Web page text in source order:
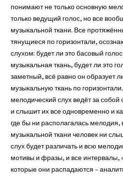
понимают не только основную
только ведущий голос, но все
музыкальной ткани. Все
тянущиеся по горизонтали,
слухом: будет ли это басовый
музыкальная ткань, будет ли это
заметный, всё равно он образует
музыкальную ткань по
мелодический слух ведёт за собой
и слышит их все одновременно и
где бы ни располагалась мелодия,
музыкальной ткани человек ни
слух будет различать и всю
мотивы и фразы, и все интервалы,
которые они распадаются –